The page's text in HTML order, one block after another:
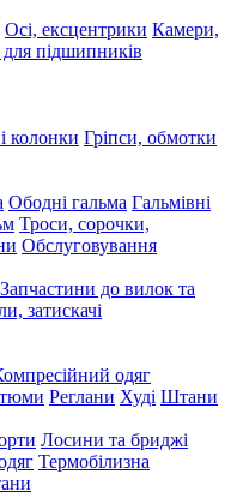
Осі, ексцентрики Камери,
підшипників
колонки Гріпси, обмотки
Ободні гальма Гальмівні
Троси, сорочки,
Обслуговування
Запчастини до вилок та
затискачі
одяг
Реглани Худі Штани
Лосини та бриджі
Термобілизна